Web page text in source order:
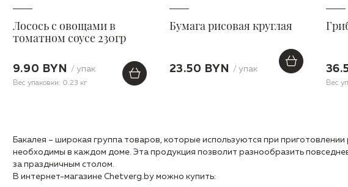
Лосось с овощами в
томатном соусе 230гр
9.90 BYN / упак
Вес упаковки: 0.23 кг
Бумага рисовая круглая
23.50 BYN / упак
Вес
Бакалея – широкая группа товаров, которые используются при
необходимы в каждом доме. Эта продукция позволит разнообразить
за праздничным столом.
В интернет-магазине Chetverg.by можно купить: